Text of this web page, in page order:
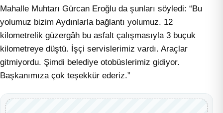
Mahalle Muhtarı Gürcan Eroğlu da şunları söyledi: “Bu
yolumuz bizim Aydınlarla bağlantı yolumuz. 12
kilometrelik güzergâh bu asfalt çalışmasıyla 3 buçuk
kilometreye düştü. İşçi servislerimiz vardı. Araçlar
gitmiyordu. Şimdi belediye otobüslerimiz gidiyor.
Başkanımıza çok teşekkür ederiz.”